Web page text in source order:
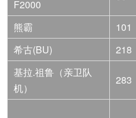
F2000
熊霸 101
希古(BU)
218
基拉.祖鲁（亲卫队
机）
283